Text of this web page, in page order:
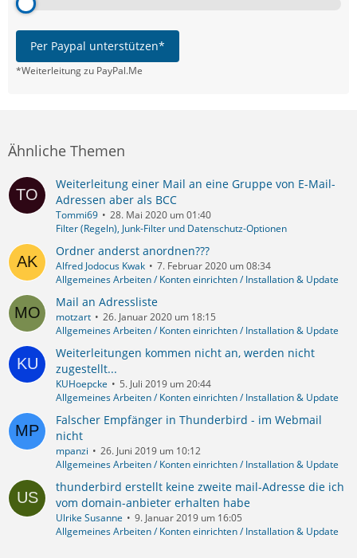
Per Paypal unterstützen*
*Weiterleitung zu PayPal.Me
Ähnliche Themen
Weiterleitung einer Mail an eine Gruppe von E-Mail-
Adressen aber als BCC
Tommi69
28. Mai 2020 um 01:40
Filter (Regeln), Junk-Filter und Datenschutz-Optionen
Ordner anderst anordnen???
Alfred Jodocus Kwak
7. Februar 2020 um 08:34
Allgemeines Arbeiten / Konten einrichten / Installation & Update
Mail an Adressliste
motzart
26. Januar 2020 um 18:15
Allgemeines Arbeiten / Konten einrichten / Installation & Update
Weiterleitungen kommen nicht an, werden nicht
zugestellt...
KUHoepcke
5. Juli 2019 um 20:44
Allgemeines Arbeiten / Konten einrichten / Installation & Update
Falscher Empfänger in Thunderbird - im Webmail
nicht
mpanzi
26. Juni 2019 um 10:12
Allgemeines Arbeiten / Konten einrichten / Installation & Update
thunderbird erstellt keine zweite mail-Adresse die ich
vom domain-anbieter erhalten habe
Ulrike Susanne
9. Januar 2019 um 16:05
Allgemeines Arbeiten / Konten einrichten / Installation & Update